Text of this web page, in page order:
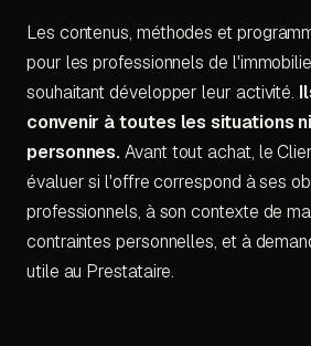
Les contenus, méthodes et
pour les professionnels de
souhaitant développer leur activité.
convenir à toutes les situations
personnes.Avant tout achat, le
évaluer si l'offre correspond à ses
professionnels, à son contexte de
contraintes personnelles, et à
utile au Prestataire.